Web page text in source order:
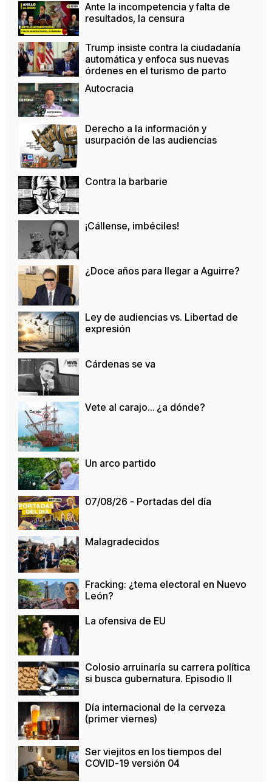
Ante la incompetencia y falta de
resultados, la censura
Trump insiste contra la ciudadanía
automática y enfoca sus nuevas
órdenes en el turismo de parto
Autocracia
Derecho a la información y
usurpación de las audiencias
Contra la barbarie
¡Cállense, imbéciles!
¿Doce años para llegar a Aguirre?
Ley de audiencias vs. Libertad de
expresión
Cárdenas se va
Vete al carajo… ¿a dónde?
Un arco partido
07/08/26 - Portadas del día
Malagradecidos
Fracking: ¿tema electoral en Nuevo
León?
La ofensiva de EU
Colosio arruinaría su carrera política
si busca gubernatura. Episodio II
Día internacional de la cerveza
(primer viernes)
Ser viejitos en los tiempos del
COVID-19 versión 04